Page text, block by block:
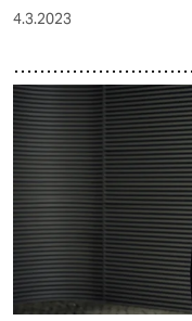
4.3.2023